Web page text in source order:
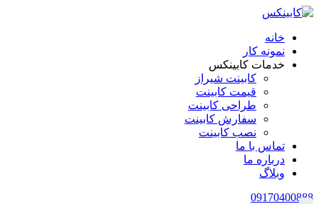
خانه
نمونه کار
خدمات کابینکس
کابینت شیراز
قیمت کابینت
طراحی کابینت
سفارش کابینت
نصب کابینت
تماس با ما
درباره ما
وبلاگ
09170400888